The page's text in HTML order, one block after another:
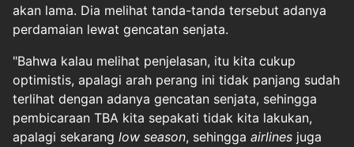
akan lama. Dia melihat tanda-tanda tersebut adanya
perdamaian lewat gencatan senjata.
"Bahwa kalau melihat penjelasan, itu kita cukup
optimistis, apalagi arah perang ini tidak panjang sudah
terlihat dengan adanya gencatan senjata, sehingga
pembicaraan TBA kita sepakati tidak kita lakukan,
apalagi sekarang low season, sehingga airlines juga